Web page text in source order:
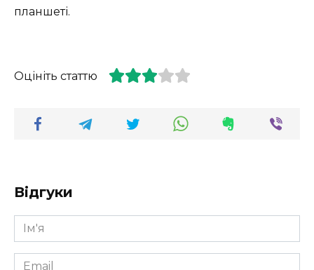
планшеті.
Оцініть статтю
Відгуки
Ім'я
*
Email